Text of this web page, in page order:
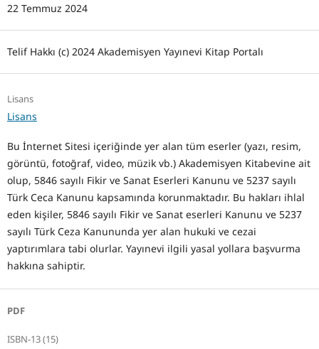
22 Temmuz 2024
Telif Hakkı (c) 2024 Akademisyen Yayınevi Kitap Portalı
Lisans
Lisans
Bu İnternet Sitesi içeriğinde yer alan tüm eserler (yazı, resim,
görüntü, fotoğraf, video, müzik vb.) Akademisyen Kitabevine ait
olup, 5846 sayılı Fikir ve Sanat Eserleri Kanunu ve 5237 sayılı
Türk Ceca Kanunu kapsamında korunmaktadır. Bu hakları ihlal
eden kişiler, 5846 sayılı Fikir ve Sanat eserleri Kanunu ve 5237
sayılı Türk Ceza Kanununda yer alan hukuki ve cezai
yaptırımlara tabi olurlar. Yayınevi ilgili yasal yollara başvurma
hakkına sahiptir.
PDF
ISBN-13 (15)